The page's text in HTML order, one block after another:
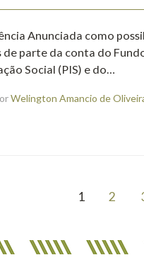
Anunciada como
parte da conta do
Social (PIS) e do…
Welington Amancio de
1 2